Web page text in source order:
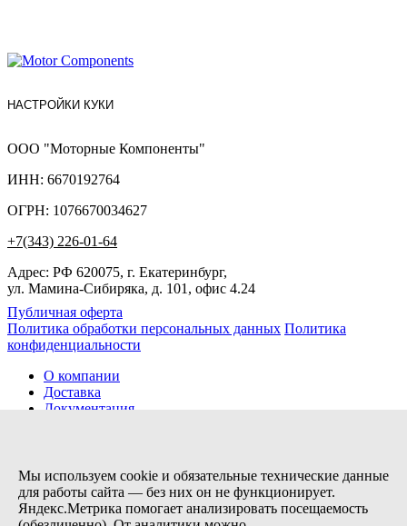
НАСТРОЙКИ КУКИ
ООО "Моторные Компоненты"
ИНН: 6670192764
ОГРН: 1076670034627
+7(343) 226-01-64
Адрес: РФ 620075, г. Екатеринбург,
ул. Мамина-Сибиряка, д. 101, офис 4.24
Публичная оферта
Политика обработки персональных данных Политика
конфиденциальности
О компании
Доставка
Документация
Контакты
Заказов сегодня / Всего
Мы используем cookie и обязательные технические данные
для работы сайта — без них он не функционирует.
Яндекс.Метрика помогает анализировать посещаемость